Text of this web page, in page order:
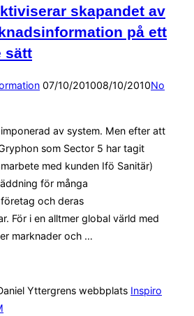
skapandet av
på ett
sätt
Posted
07/10/201008/10/2010No
av system. Men efter att
som Sector 5 har tagit
med kunden Ifö Sanitär)
för många
och deras
För i en alltmer global värld med
marknader och …
Yttergrens webbplats Inspiro